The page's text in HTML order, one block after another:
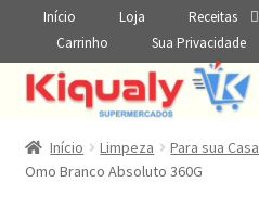
Início Loja Receitas
Carrinho
Sua Privacidade
Início Limpeza Para sua Casa
Omo Branco Absoluto 360G